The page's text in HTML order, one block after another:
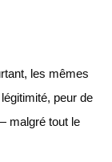
les mêmes
peur de
malgré tout le